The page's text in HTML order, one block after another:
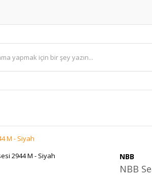
M - Siyah
NBB
NBB